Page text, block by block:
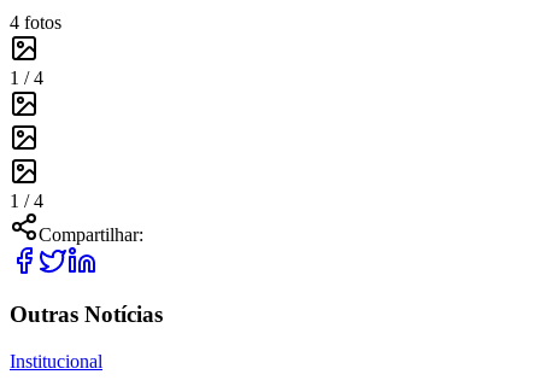
4 fotos
1 /4
1 /4
Compartilhar:
Outras Notícias
Institucional